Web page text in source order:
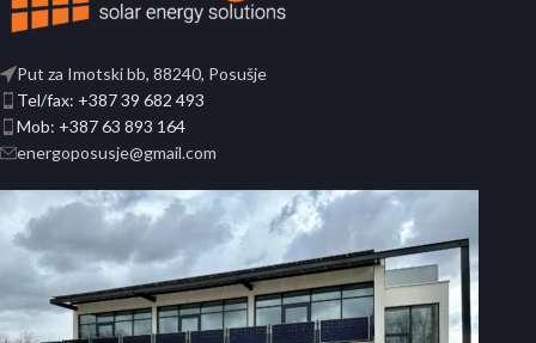
Put za Imotski bb, 88240, Posušje
Tel/fax: +387 39 682 493
Mob: +387 63 893 164
energoposusje@gmail.com